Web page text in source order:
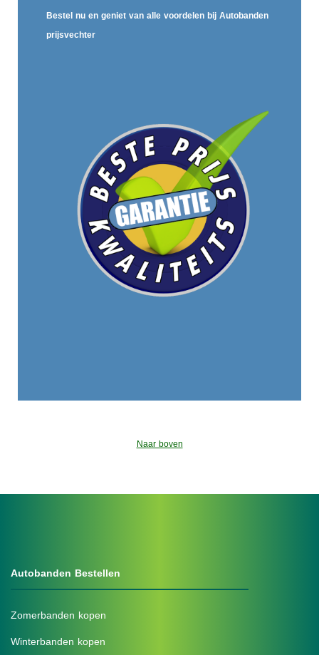
Bestel nu en geniet van alle voordelen bij Autobanden
prijsvechter
Naar boven
Autobanden Bestellen
Zomerbanden kopen
Winterbanden kopen